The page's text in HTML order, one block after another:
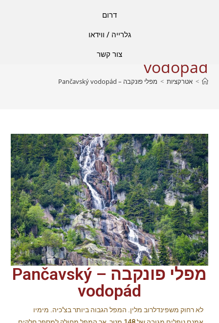
דרום
גלרייה / ווידאו
צור קשרמפלי פונקבה – Pančavský
vodopád
> אטרקציות > מפלי פונקבה – Pančavský vodopád
מפלי פונקבה – Pančavský
vodopád
לא רחוק משפינדלרוב מלין. המפל הגבוה ביותר בצ'כיה. מימיו